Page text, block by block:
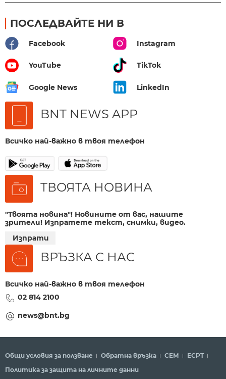
ПОСЛЕДВАЙТЕ НИ В
Facebook Instagram
YouTube TikTok
Google News LinkedIn
BNT NEWS APP
Всичко най-важно в твоя телефон
ТВОЯТА НОВИНА
"Твоята новина"! Новините от вас, нашите
зрители! Изпратете текст, снимки, видео.
Изпрати
ВРЪЗКА С НАС
Всичко най-важно в твоя телефон
02 814 2100
news@bnt.bg
Общи условия за ползване Обратна връзка СЕМ
ECPT
Политика за защита на личните данни